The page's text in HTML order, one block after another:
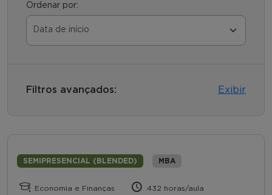
Ordenar por:
Filtros avançados: Exibir
SEMIPRESENCIAL (BLENDED) MBA
Economia e Finanças 432 horas/aula